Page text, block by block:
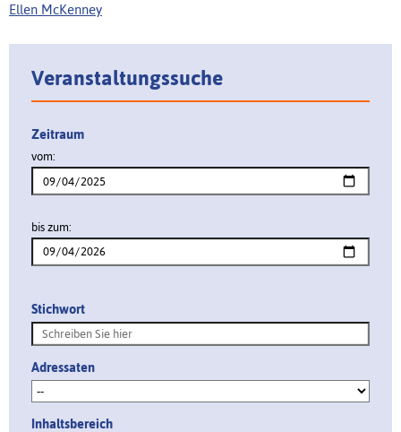
Ellen McKenney
Veranstaltungssuche
Zeitraum
vom:
bis zum:
Stichwort
Adressaten
Inhaltsbereich